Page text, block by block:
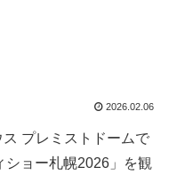
2026.02.06
プレミストドームで
ショー札幌2026」を観